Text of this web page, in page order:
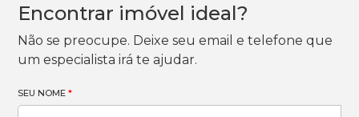
Encontrar imóvel ideal?
Não se preocupe. Deixe seu email e telefone que
um especialista irá te ajudar.
SEU NOME*